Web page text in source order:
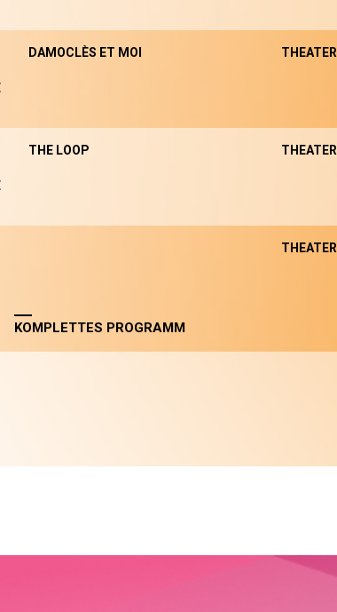
DAMOCLÈS ET MOI THEATER
THE LOOP THEATER
THEATER
KOMPLETTES PROGRAMM